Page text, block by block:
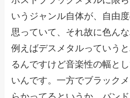
いうジャンル自体が、自由
思っていて、それ故に色ん
例えばデスメタルっていう
るんですけど音楽性の幅と
いんです。一方でブラック